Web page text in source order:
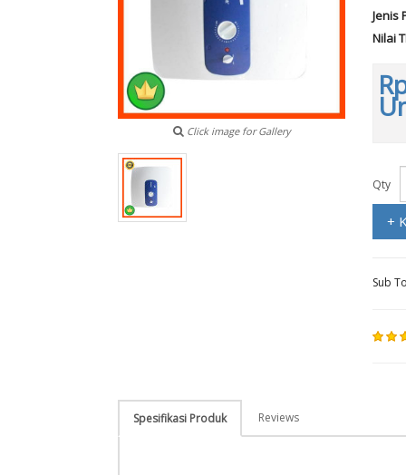
Click image for Gallery
Jenis
Nilai
Qty
+
Sub
Spesifikasi Produk Reviews